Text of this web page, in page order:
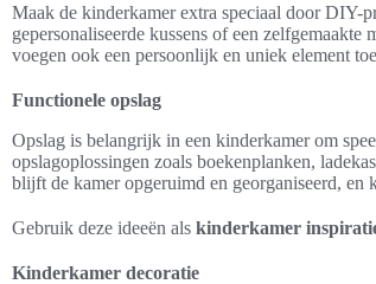
Maak de kinderkamer extra speciaal door DIY-
gepersonaliseerde kussens of een
voegen ook een persoonlijk en uniek element
Functionele opslag
Opslag is belangrijk in een kinderkamer om
opslagoplossingen zoals boekenplanken,
blijft de kamer opgeruimd en georganiseerd,
Gebruik deze ideeën als kinderkamer
Kinderkamer decoratie